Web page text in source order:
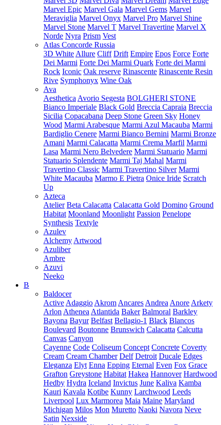
Marvel Epic Marvel Gala Marvel Gems Marvel
Meraviglia Marvel Onyx Marvel Pro Marvel Shine
Marvel Stone Marvel T Marvel Travertine Marvel X
Norde Nyra Prism Vest
Atlas Concorde Russia
3D White Allure Cliff Drift Empire Epos Force Forte
Dei Marmi Forte Dei Marmi Quark Forte dei Marmi
Rock Iconic Oak reserve Rinascente Rinascente Resin
Rive Symphonyx Wine Oak
Ava
Aesthetica Avorio Segesta BOLGHERI STONE
Bianco Imperiale Black Gold Breccia Capraia Breccia
Sicilia Copacabana Deep Stone Green Sky Honey
Wood Marmi Arabesque Marmi Azul Macauba Marmi
Bardiglio Cenere Marmi Bianco Bernini Marmi Bronze
Amani Marmi Calacatta Marmi Crema Marfil Marmi
Lasa Marmi Nero Belvedere Marmi Statuario Marmi
Statuario Splendente Marmi Taj Mahal Marmi
Travertino Classic Marmi Travertino Silver Marmi
White Macauba Marmo E Pietra Onice Iride Scratch
Up
Azteca
Atelier Beta Calacatta Calacatta Gold Domino Ground
Habitat Moonland Moonlight Passion Penelope
Synthesis Textyle
Azulev
Alchemy Artwood
Azuliber
Ambre
Azuvi
Neeko
B
Baldocer
Active Adaggio Akrom Ancares Andrea Anore Arkety
Arlon Athenea Atlantida Baker Balmoral Barkley
Bayona Bayur Belfast Bellagio-1 Black Blancos
Boulevard Boutonne Brunswich Calacatta Calcutta
Canvas Canyon
Cayenne Code Coliseum Concept Concrete Coverty
Cream Cream Chamber Delf Detroit Ducale Edges
Eleganza Elyt Enna Epping Eternal Even Fox Grace
Grafton Greystone Habitat Hakea Hannover Hardwood
Hedby Hydra Iceland Invictus June Kaliva Kamba
Kauri Kavala Kotibe Kunny Larchwood Leeds
Liverpool Lux Marmorea Maia Maine Maryland
Michigan Milos Mon Muretto Naoki Navora Neve
Satin Nexside